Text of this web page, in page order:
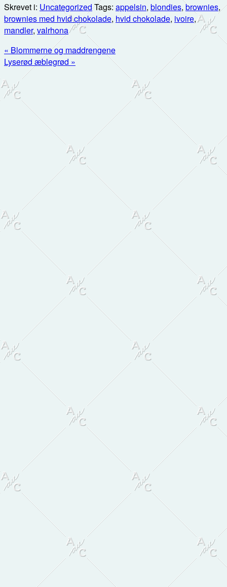
Skrevet i: UncategorizedTags: appelsin, blondies, brownies,
brownies med hvid chokolade, hvid chokolade, ivoire,
mandler, valrhona
Previous
Post:
« Blommerne og maddrengene
Next
Lyserød æblegrød »
Primær
Sidebar